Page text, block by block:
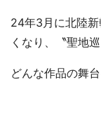
24年3月に北陸
くなり、〝聖地
どんな作品の舞